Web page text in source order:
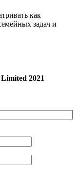
как
задач и
2021